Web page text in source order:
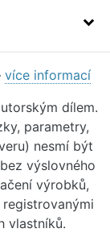
více informací
dílem.
parametry,
nesmí být
výslovného
výrobků,
vlastníků.